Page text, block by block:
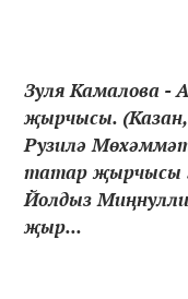
Зуля Камалова -
җырчысы.
Рузилә
татар җырчысы
Йолдыз
җыр...